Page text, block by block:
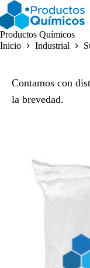
Saltar
al
contenido
Productos Químicos
Inicio Industrial
Contamos con
la brevedad.